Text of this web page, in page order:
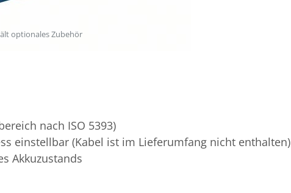
optionales Zubehör
nach ISO 5393)
einstellbar (Kabel ist im Lieferumfang nicht enthalten)
Akkuzustands